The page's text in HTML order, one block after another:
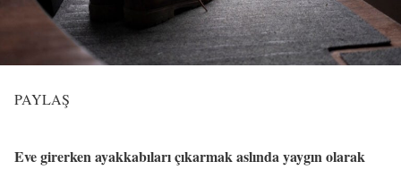
PAYLAŞ
Eve girerken ayakkabıları çıkarmak aslında yaygın olarak